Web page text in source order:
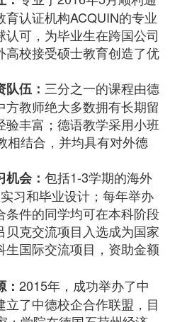
认证机构ACQUIN的专业
可，为毕业生在跨国公司
高校接受硕士教育创造了优
伍： 三分之一的课程由德
教师绝大多数拥有长期留
验丰富；德语教学采用小班
相结合，并均具有对外德
会： 包括1-3学期的海外
习和毕业设计；每年举办
条件的同学均可在本科阶段
贝克交流项目入选成为国家
生国际交流项目，资助金额
2015年，成功举办了中
了中德校企合作联盟，目